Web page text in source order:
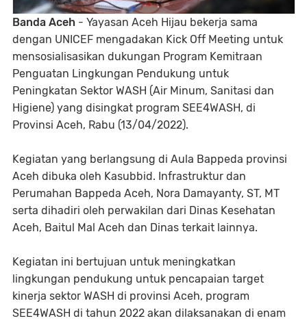
Banda Aceh - Yayasan Aceh Hijau bekerja sama
dengan UNICEF mengadakan Kick Off Meeting untuk
mensosialisasikan dukungan Program Kemitraan
Penguatan Lingkungan Pendukung untuk
Peningkatan Sektor WASH (Air Minum, Sanitasi dan
Higiene) yang disingkat program SEE4WASH, di
Provinsi Aceh, Rabu (13/04/2022).
Kegiatan yang berlangsung di Aula Bappeda provinsi
Aceh dibuka oleh Kasubbid. Infrastruktur dan
Perumahan Bappeda Aceh, Nora Damayanty, ST, MT
serta dihadiri oleh perwakilan dari Dinas Kesehatan
Aceh, Baitul Mal Aceh dan Dinas terkait lainnya.
Kegiatan ini bertujuan untuk meningkatkan
lingkungan pendukung untuk pencapaian target
kinerja sektor WASH di provinsi Aceh, program
SEE4WASH di tahun 2022 akan dilaksanakan di enam